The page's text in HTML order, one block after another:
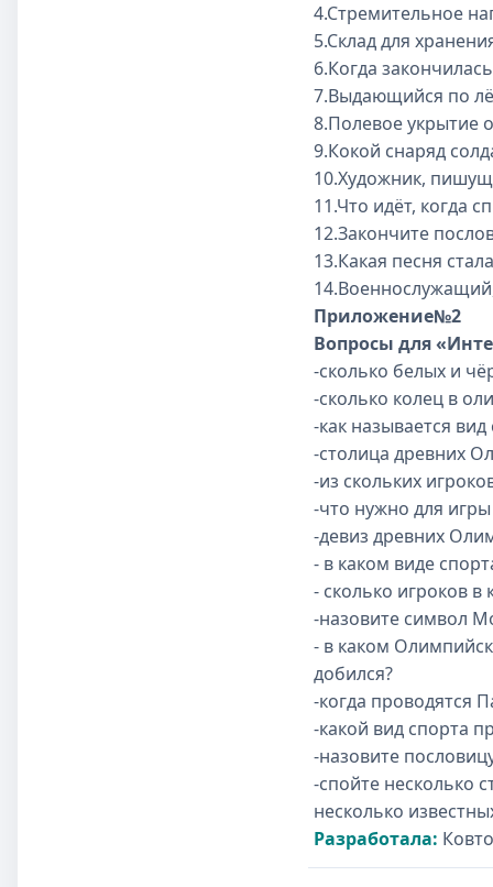
4.Стремительное
5.Склад для
6.Когда
7.Выдающийся по
8.Полевое укрытие
9.Кокой снаряд
10.Художник,
11.Что идёт, когда
12.Закончите
13.Какая песня
Приложение№2
Вопросы для
-сколько белых и
-сколько колец в
-как называется
-столица древних
-из скольких
-что нужно для игры
-девиз древних
- в каком виде
- сколько игроков
-назовите символ
- в каком
добился?
-когда проводятся
-какой вид спорта
-назовите
-спойте несколько
несколько
Разработала: